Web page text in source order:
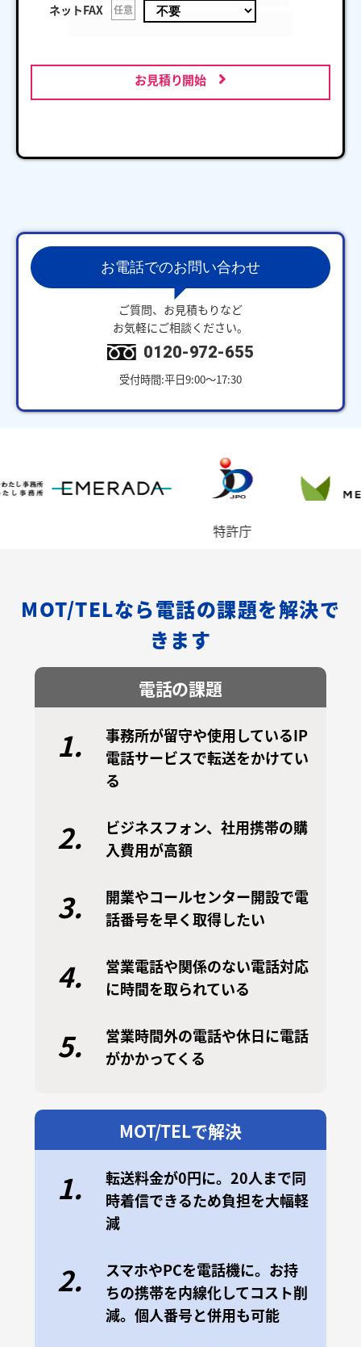
ネットFAX 任意
お見積り開始
お電話でのお問い合わせ
ご質問、お見積もりなど
お気軽にご相談ください。
0120-972-655
受付時間:平日9:00～17:30
特許庁
MOT/TELなら電話の課題を解決で
きます
電話の課題
1.
事務所が留守や使用しているIP
電話サービスで転送をかけてい
る
2.
ビジネスフォン、社用携帯の購
入費用が高額
3.
開業やコールセンター開設で電
話番号を早く取得したい
4.
営業電話や関係のない電話対応
に時間を取られている
5.
営業時間外の電話や休日に電話
がかかってくる
MOT/TELで解決
1.
転送料金が0円に。20人まで同
時着信できるため負担を大幅軽
減
2.
スマホやPCを電話機に。お持
ちの携帯を内線化してコスト削
減。個人番号と併用も可能